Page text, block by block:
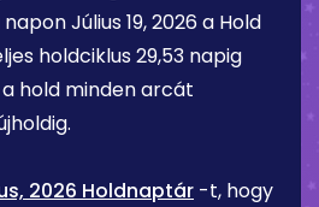
naponJúlius 19, 2026 a Hold
holdciklus 29,53 napig
hold minden arcát
2026 Holdnaptár -t, hogy